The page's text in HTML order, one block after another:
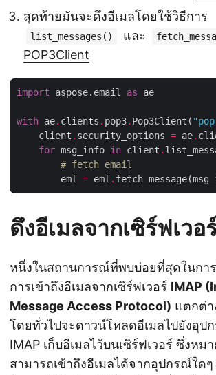
สุดท้ายมันจะดึงอีเมลโดยใช้วิธีการ
list_messages() และ
POP3Client
import aspose.email as
with ae. clients . pop3. Pop3Client(
    client
. security_options = ae.
for msg_info in client .
# fetch email
        eml
= eml .
ดึงอีเมลจากเซิร์ฟเวอ
หนึ่งในสถานการณ์ที่พบบ่อยที่สุดในกา
การเข้าถึงอีเมลจากเซิร์ฟเวอร์ IMAP
Message Access Protocol) แตกต่า
โดยทั่วไปจะดาวน์โหลดอีเมลไปยังอุป
IMAP เก็บอีเมลไว้บนเซิร์ฟเวอร์ ซึ่งหม
สามารถเข้าถึงอีเมลได้จากอุปกรณ์ใด